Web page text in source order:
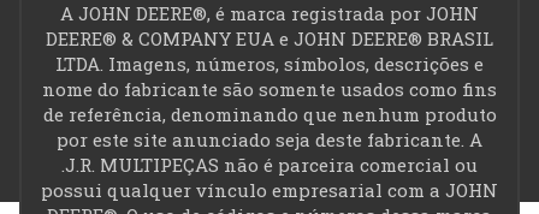
privacidade
J.R. Multipeças, Av 24 de
Outubro, 2370 Centro,
Medianeira - Paraná
(45) 3264 - 1056
(45) 3264 - 4263
A JOHN DEERE®, é marca registrada por JOHN
DEERE® & COMPANY EUA e JOHN DEERE® BRASIL
LTDA. Imagens, números, símbolos, descrições e
nome do fabricante são somente usados como fins
de referência, denominando que nenhum produto
por este site anunciado seja deste fabricante. A
.J.R. MULTIPEÇAS não é parceira comercial ou
possui qualquer vínculo empresarial com a JOHN